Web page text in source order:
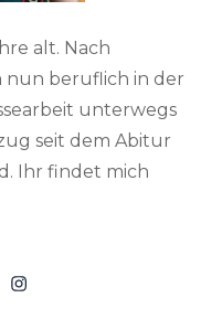
alt. Nach
nun beruflich in der
unterwegs
seit dem Abitur
Ihr findet mich
Insta